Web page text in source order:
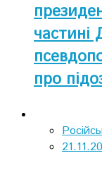
частині
про